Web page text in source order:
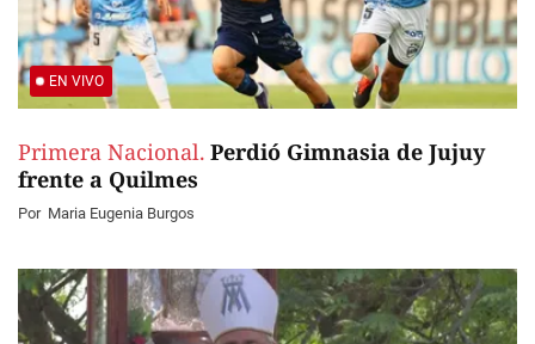
EN VIVO
Primera Nacional. Perdió Gimnasia de Jujuy
frente a Quilmes
Por Maria Eugenia Burgos